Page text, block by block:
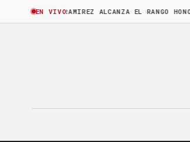
EN VIVO
BRUNO RAMIREZ ALCANZA EL RANGO HONOR